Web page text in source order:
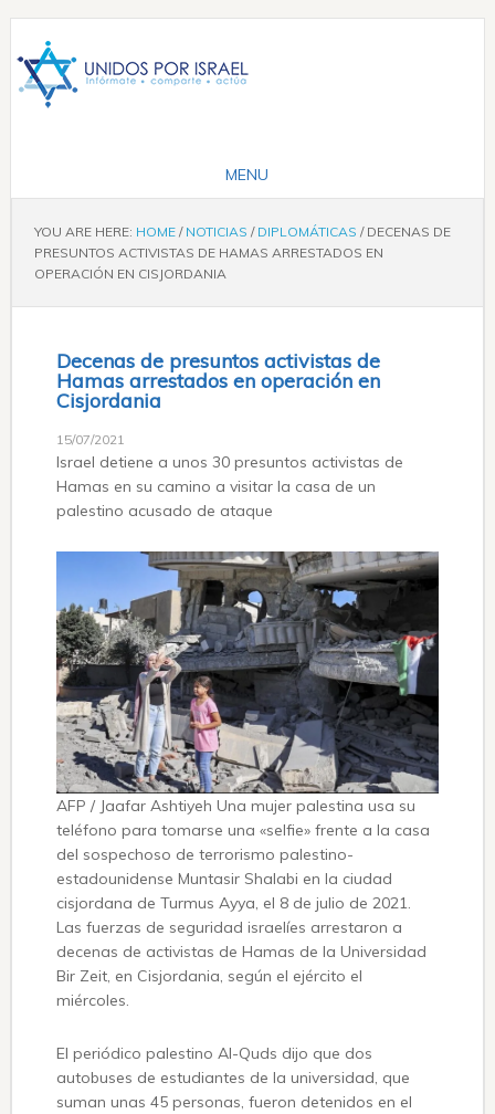
YOU ARE HERE: HOME / NOTICIAS / DIPLOMÁTICAS /DECENAS DE
PRESUNTOS ACTIVISTAS DE HAMAS ARRESTADOS EN
OPERACIÓN EN CISJORDANIA
Decenas de presuntos activistas de
Hamas arrestados en operación en
Cisjordania
15/07/2021
Israel detiene a unos 30 presuntos activistas de
Hamas en su camino a visitar la casa de un
palestino acusado de ataque
AFP / Jaafar Ashtiyeh Una mujer palestina usa su
teléfono para tomarse una «selfie» frente a la casa
del sospechoso de terrorismo palestino-
estadounidense Muntasir Shalabi en la ciudad
cisjordana de Turmus Ayya, el 8 de julio de 2021.
Las fuerzas de seguridad israelíes arrestaron a
decenas de activistas de Hamas de la Universidad
Bir Zeit, en Cisjordania, según el ejército el
miércoles.
El periódico palestino Al-Quds dijo que dos
autobuses de estudiantes de la universidad, que
suman unas 45 personas, fueron detenidos en el